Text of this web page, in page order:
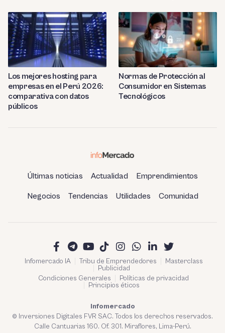
Los mejores hosting para
empresas en el Perú 2026:
comparativa con datos
públicos
Normas de Protección al
Consumidor en Sistemas
Tecnológicos
Últimas noticias Actualidad Emprendimientos
Negocios Tendencias Utilidades Comunidad
Infomercado IA Tribu de Emprendedores
Masterclass
Publicidad
Condiciones Generales
Políticas de privacidad
Principios éticos
Infomercado
© Inversiones Digitales FVR SAC. Todos los derechos reservados.
Calle Cantuarias 160. Of. 301. Miraflores, Lima-Perú.